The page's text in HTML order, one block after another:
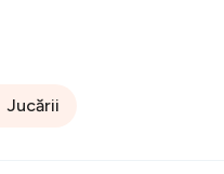
Jucării